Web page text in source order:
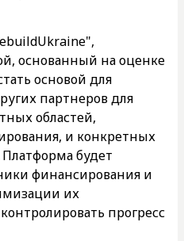
основанный на оценке
основой для
партнеров для
областей,
и конкретных
будет
финансирования и
их
прогресс